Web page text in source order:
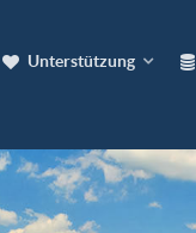
Unterstützung